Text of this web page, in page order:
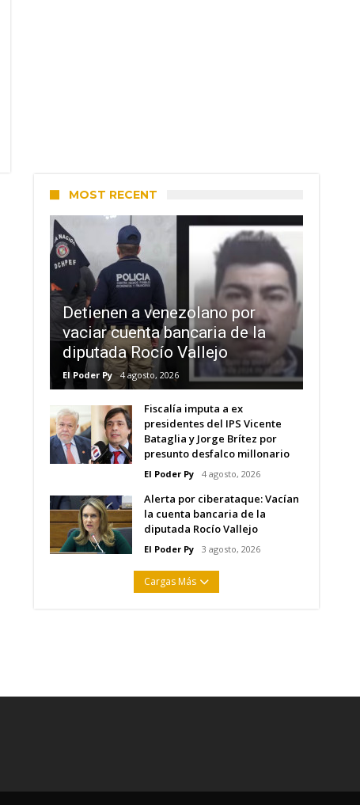
MOST RECENT
Detienen a venezolano por
vaciar cuenta bancaria de la
diputada Rocío Vallejo
El Poder Py 4 agosto, 2026
Fiscalía imputa a ex
presidentes del IPS Vicente
Bataglia y Jorge Brítez por
presunto desfalco millonario
El Poder Py 4 agosto, 2026
Alerta por ciberataque: Vacían
la cuenta bancaria de la
diputada Rocío Vallejo
El Poder Py 3 agosto, 2026
Cargas Más